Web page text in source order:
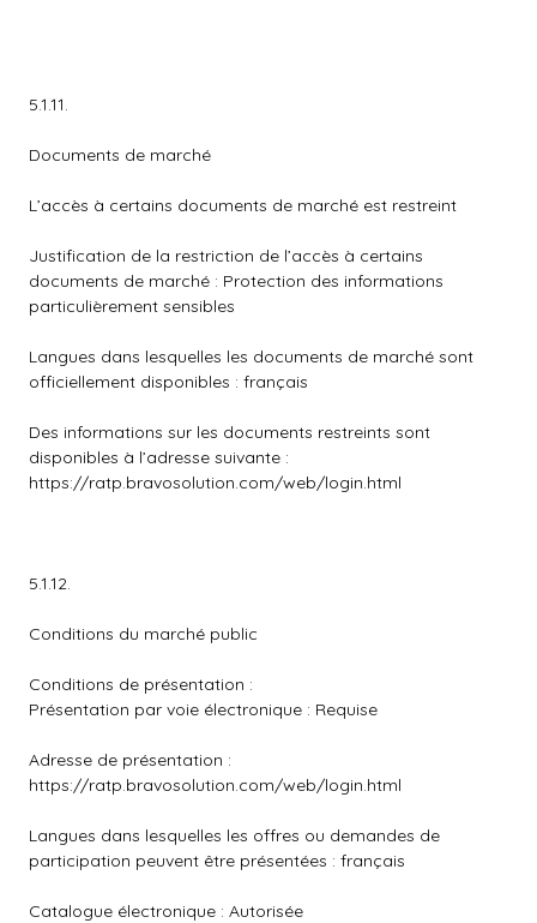
5.1.11.
Documents de marché
L’accès à certains documents de marché est restreint
Justification de la restriction de l’accès à certains
documents de marché : Protection des informations
particulièrement sensibles
Langues dans lesquelles les documents de marché sont
officiellement disponibles : français
Des informations sur les documents restreints sont
disponibles à l’adresse suivante :
https://ratp.bravosolution.com/web/login.html
5.1.12.
Conditions du marché public
Conditions de présentation :
Présentation par voie électronique : Requise
Adresse de présentation :
https://ratp.bravosolution.com/web/login.html
Langues dans lesquelles les offres ou demandes de
participation peuvent être présentées : français
Catalogue électronique : Autorisée